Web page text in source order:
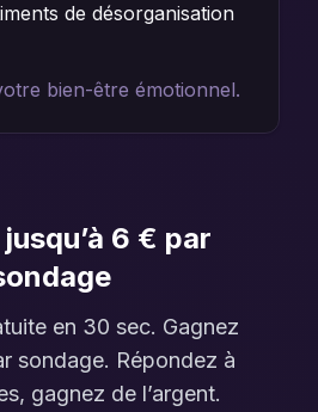
de désorganisation
bien-être émotionnel.
6 € par
en 30 sec. Gagnez
sondage. Répondez à
gagnez de l’argent.